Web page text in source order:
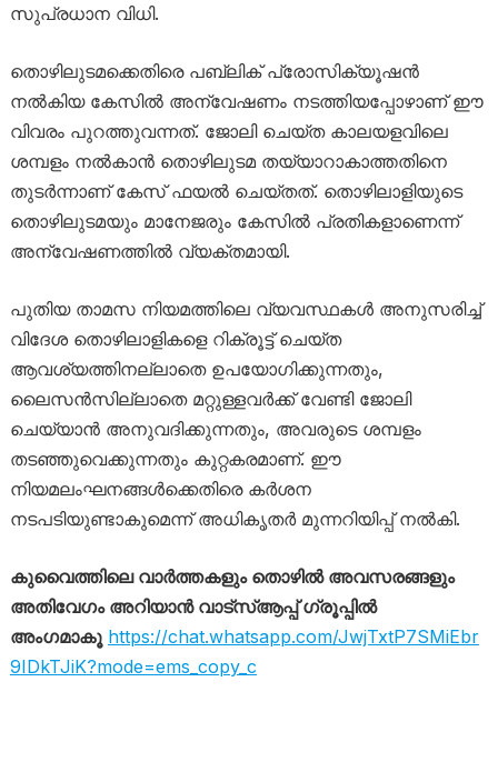
സുപ്രധാന വിധി.
തൊഴിലുടമക്കെതിരെ പബ്ലിക് പ്രോസിക്യൂഷൻ
നൽകിയ കേസിൽ അന്വേഷണം നടത്തിയപ്പോഴാണ് ഈ
വിവരം പുറത്തുവന്നത്. ജോലി ചെയ്ത കാലയളവിലെ
ശമ്പളം നൽകാൻ തൊഴിലുടമ തയ്യാറാകാത്തതിനെ
തുടർന്നാണ് കേസ് ഫയൽ ചെയ്തത്. തൊഴിലാളിയുടെ
തൊഴിലുടമയും മാനേജരും കേസിൽ പ്രതികളാണെന്ന്
അന്വേഷണത്തിൽ വ്യക്തമായി.
പുതിയ താമസ നിയമത്തിലെ വ്യവസ്ഥകൾ അനുസരിച്ച്
വിദേശ തൊഴിലാളികളെ റിക്രൂട്ട് ചെയ്ത
ആവശ്യത്തിനല്ലാതെ ഉപയോഗിക്കുന്നതും,
ലൈസൻസില്ലാതെ മറ്റുള്ളവർക്ക് വേണ്ടി ജോലി
ചെയ്യാൻ അനുവദിക്കുന്നതും, അവരുടെ ശമ്പളം
തടഞ്ഞുവെക്കുന്നതും കുറ്റകരമാണ്. ഈ
നിയമലംഘനങ്ങൾക്കെതിരെ കർശന
നടപടിയുണ്ടാകുമെന്ന് അധികൃതർ മുന്നറിയിപ്പ് നൽകി.
കുവൈത്തിലെ വാർത്തകളും തൊഴിൽ അവസരങ്ങളും
അതിവേഗം അറിയാൻ വാട്സ്ആപ്പ് ഗ്രൂപ്പിൽ
അംഗമാകൂ https://chat.whatsapp.com/JwjTxtP7SMiEbr
9IDkTJiK?mode=ems_copy_c